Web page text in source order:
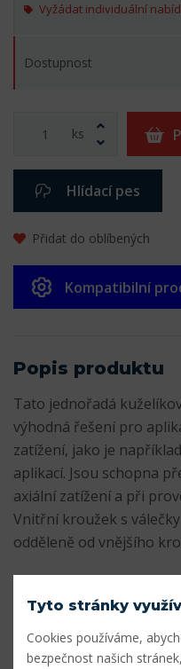
Vyžádat individuální
Dostupnost
ks
Hlídací pes
Přidat do oblíbených
Kompatibilní
Popis produktu
Tato jednořadá
výhodná řešení pro
zatížení, jako je
aplikací. Jsou schopna
axiální zatížení a při
Vnitřní kroužek s
odděleně od vnějšího
zemědělských aplikacích.
- Střední radiální a
- Přenášejí axiální
Tyto stránky
Cookies používáme,
bezpečnost našich